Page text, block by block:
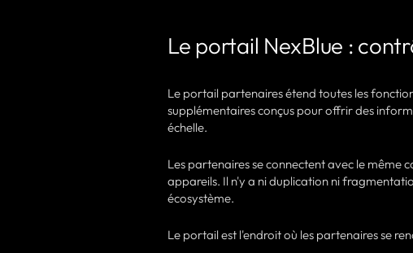
Le portail NexBlue :
Le portail partenaires étend toutes les
supplémentaires conçus pour offrir des
échelle.
Les partenaires se connectent avec le même
appareils. Il n'y a ni duplication ni
écosystème.
Le portail est l'endroit où les partenaires se